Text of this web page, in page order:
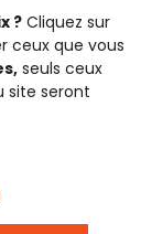
? Cliquez sur
ceux que vous
seuls ceux
site seront